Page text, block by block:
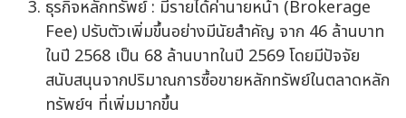
ธุรกิจหลักทรัพย์ : มีรายได้ค่านายหน้า (Brokerage
Fee) ปรับตัวเพิ่มขึ้นอย่างมีนัยสำคัญ จาก 46 ล้านบาท
ในปี 2568 เป็น 68 ล้านบาทในปี 2569 โดยมีปัจจัย
สนับสนุนจากปริมาณการซื้อขายหลักทรัพย์ในตลาดหลัก
ทรัพย์ฯ ที่เพิ่มมากขึ้น